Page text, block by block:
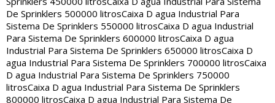
De Sprinklers 500000 litrosCaixa D agua Industrial Para
Sistema De Sprinklers 550000 litrosCaixa D agua Industrial
Para Sistema De Sprinklers 600000 litrosCaixa D agua
Industrial Para Sistema De Sprinklers 650000 litrosCaixa D
agua Industrial Para Sistema De Sprinklers 700000 litrosCaixa
D agua Industrial Para Sistema De Sprinklers 750000
litrosCaixa D agua Industrial Para Sistema De Sprinklers
800000 litrosCaixa D agua Industrial Para Sistema De